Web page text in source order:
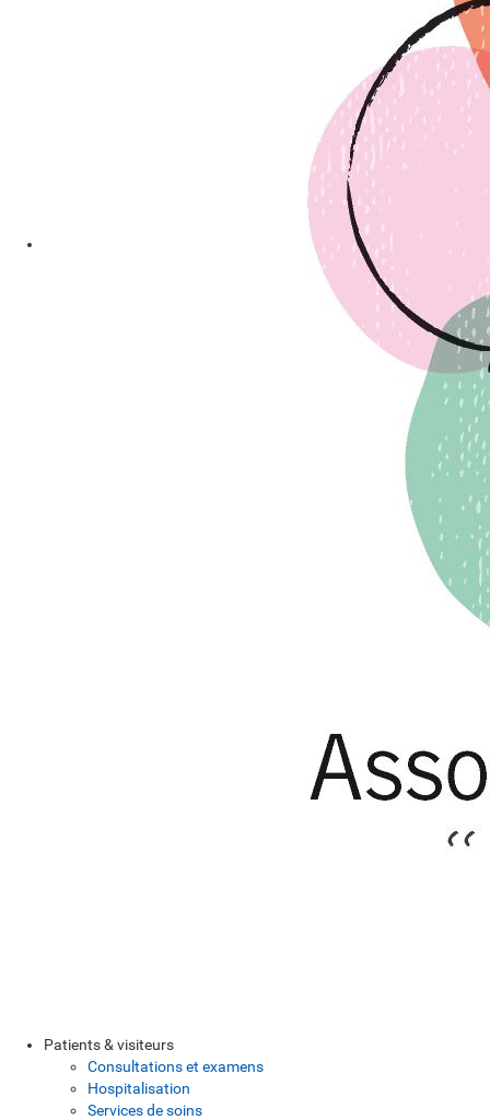
Patients & visiteurs
Consultations et examens
Hospitalisation
Services de soins